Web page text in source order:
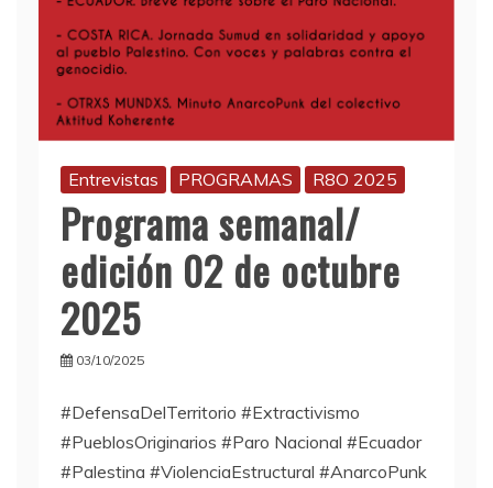
Entrevistas PROGRAMAS R8O 2025
Programa semanal/
edición 02 de octubre
2025
03/10/2025
#DefensaDelTerritorio #Extractivismo
#PueblosOriginarios #Paro Nacional #Ecuador
#Palestina #ViolenciaEstructural #AnarcoPunk